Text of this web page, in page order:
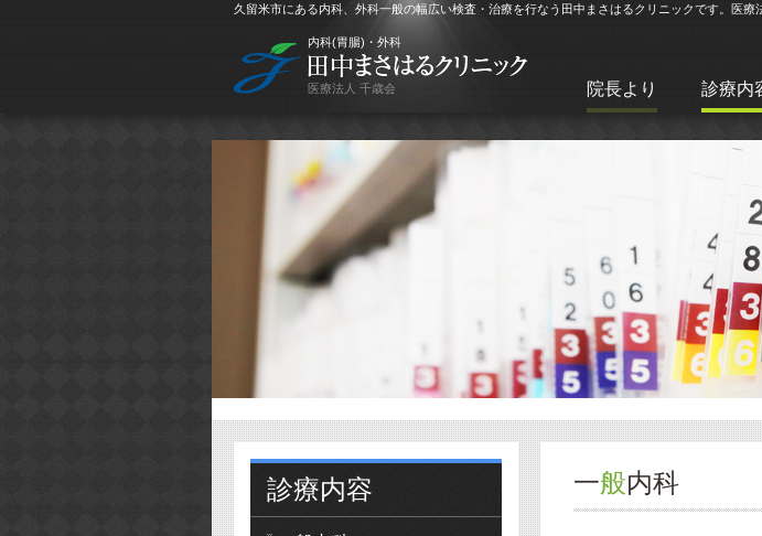
久留米市にある内科、外科一般の幅広い検査・治療を行なう田中まさはるクリニックです。医
内科(胃腸)・外科
医療法人 千歳会 院長より 診療内
一般内科
診療内容